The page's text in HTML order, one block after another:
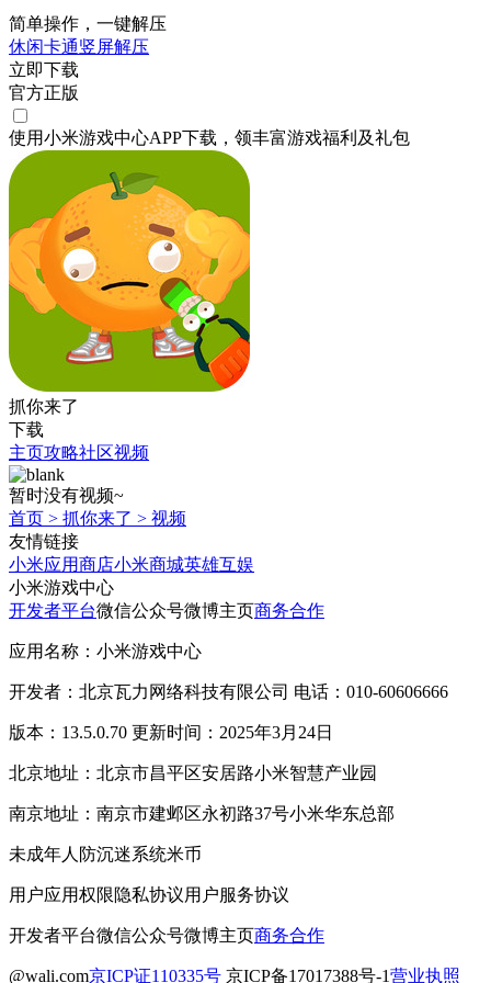
简单操作，一键解压
休闲卡通竖屏解压
立即下载
官方正版
使用小米游戏中心APP下载 ，领丰富游戏福利 及礼包
抓你来了
下载
主页攻略社区视频
暂时没有视频~
首页 > 抓你来了 > 视频
友情链接
小米应用商店小米商城英雄互娱
小米游戏中心
开发者平台微信公众号微博主页商务合作
应用名称：小米游戏中心
开发者：北京瓦力网络科技有限公司 电话：010-60606666
版本：13.5.0.70 更新时间：2025年3月24日
北京地址：北京市昌平区安居路小米智慧产业园
南京地址：南京市建邺区永初路37号小米华东总部
未成年人防沉迷系统米币
用户应用权限隐私协议用户服务协议
开发者平台微信公众号微博主页商务合作
@wali.com京ICP证110335号 京ICP备17017388号-1营业执照